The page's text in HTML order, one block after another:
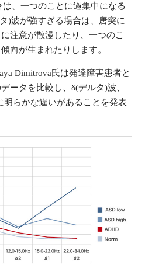
、一つのことに過集中になる
)波が強すぎる場合は、唐突に
注意が散漫したり、一つのこ
向が生まれたりします。
Dimitrova氏は発達障害患者と
ータを比較し、δ(デルタ)波、
明らかな違いがあることを発表